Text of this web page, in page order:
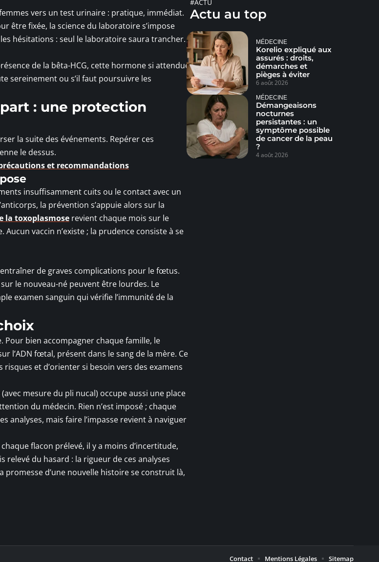
vers un test urinaire : pratique, immédiat.
être fixée, la science du laboratoire s’impose
hésitations : seul le laboratoire saura trancher.
de la bêta-HCG, cette hormone si attendue
sereinement ou s’il faut poursuivre les
: une protection
la suite des événements. Repérer ces
le dessus.
et recommandations
insuffisamment cuits ou le contact avec un
la prévention s’appuie alors sur la
la toxoplasmose revient chaque mois sur le
vaccin n’existe ; la prudence consiste à se
de graves complications pour le fœtus.
le nouveau-né peuvent être lourdes. Le
examen sanguin qui vérifie l’immunité de la
Pour bien accompagner chaque famille, le
l’ADN fœtal, présent dans le sang de la mère. Ce
et d’orienter si besoin vers des examens
mesure du pli nucal) occupe aussi une place
du médecin. Rien n’est imposé ; chaque
analyses, mais faire l’impasse revient à naviguer
flacon prélevé, il y a moins d’incertitude,
relevé du hasard : la rigueur de ces analyses
promesse d’une nouvelle histoire se construit là,
#ACTU
Actu au top
MÉDECINE
Korelio expliqué aux
assurés : droits,
démarches et
pièges à éviter
6 août 2026
MÉDECINE
Démangeaisons
nocturnes
persistantes : un
symptôme possible
de cancer de la peau
?
4 août 2026
Contact Mentions Légales Sitemap